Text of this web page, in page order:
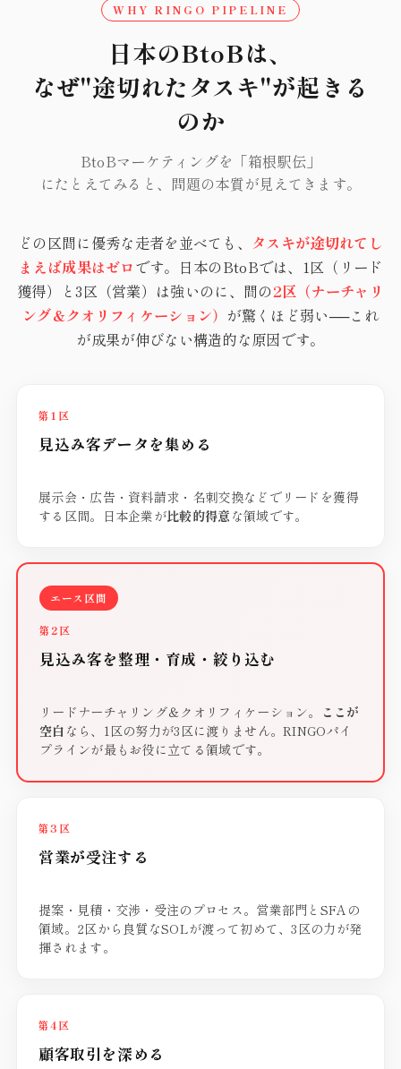
WHY RINGO PIPELINE
日本のBtoBは、
なぜ"途切れたタスキ"が起きる
のか
BtoBマーケティングを「箱根駅伝」
にたとえてみると、問題の本質が見えてきます。
どの区間に優秀な走者を並べても、 タスキが途切れてし
まえば成果はゼロです。日本のBtoBでは、1区（リード
獲得）と3区（営業）は強いのに、間の2区（ナーチャリ
ング＆クオリフィケーション） が驚くほど弱い──これ
が成果が伸びない構造的な原因です。
第1区
見込み客データを集める
展示会・広告・資料請求・名刺交換などでリードを獲得
する区間。日本企業が比較的得意 な領域です。
エース区間
第2区
見込み客を整理・育成・絞り込む
リードナーチャリング＆クオリフィケーション。
ここが
空白 なら、1区の努力が3区に渡りません。RINGOパイ
プラインが最もお役に立てる領域です。
第3区
営業が受注する
提案・見積・交渉・受注のプロセス。営業部門とSFAの
領域。2区から良質なSOLが渡って初めて、3区の力が発
揮されます。
第4区
顧客取引を深める